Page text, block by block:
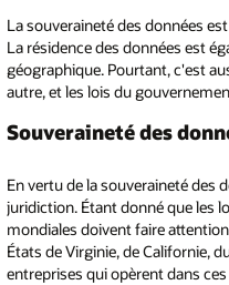
La souveraineté des données
La résidence des données est
géographique. Pourtant, c'est
autre, et les lois du
Souveraineté des
En vertu de la souveraineté des
juridiction. Étant donné que les
mondiales doivent faire
États de Virginie, de Californie,
entreprises qui opèrent dans